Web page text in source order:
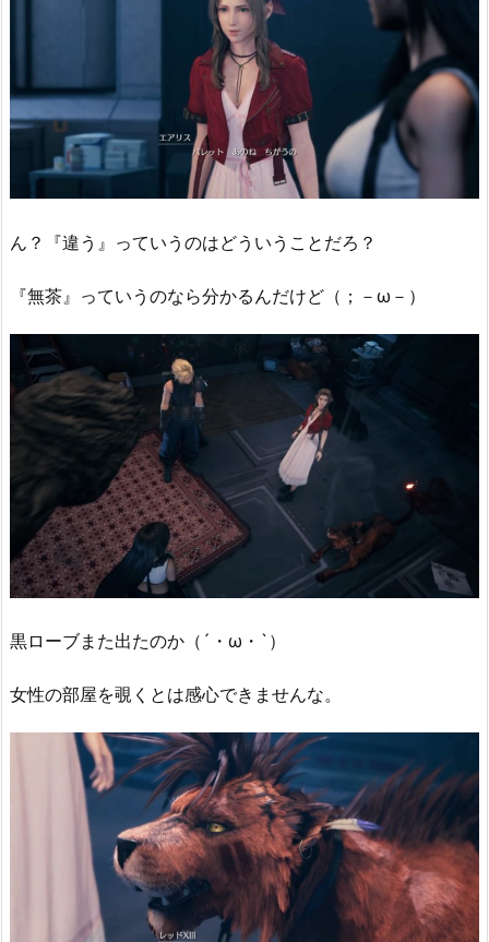
ん？『違う』っていうのはどういうことだろ？
『無茶』っていうのなら分かるんだけど（；－ω－）
黒ローブまた出たのか（´・ω・`）
女性の部屋を覗くとは感心できませんな。